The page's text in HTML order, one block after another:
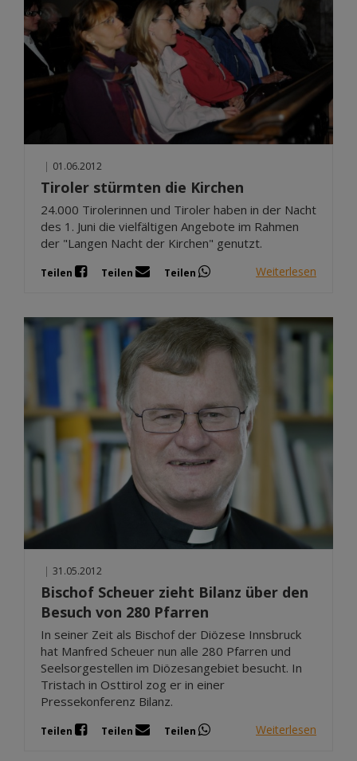
| 01.06.2012
Tiroler stürmten die Kirchen
24.000 Tirolerinnen und Tiroler haben in der Nacht
des 1. Juni die vielfältigen Angebote im Rahmen
der "Langen Nacht der Kirchen" genutzt.
Teilen Teilen Teilen Weiterlesen
| 31.05.2012
Bischof Scheuer zieht Bilanz über den
Besuch von 280 Pfarren
In seiner Zeit als Bischof der Diözese Innsbruck
hat Manfred Scheuer nun alle 280 Pfarren und
Seelsorgestellen im Diözesangebiet besucht. In
Tristach in Osttirol zog er in einer
Pressekonferenz Bilanz.
Teilen Teilen Teilen Weiterlesen